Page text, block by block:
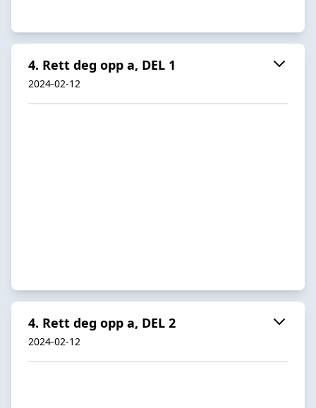
4. Rett deg opp a, DEL 1
2024-02-12
4. Rett deg opp a, DEL 2
2024-02-12